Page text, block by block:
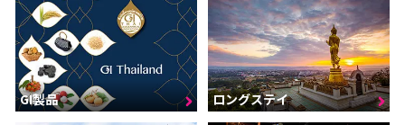
GI製品 ロングステイ